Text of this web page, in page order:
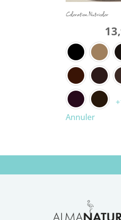
Coloration Nutricolor
Annuler